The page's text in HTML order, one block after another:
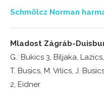
Schmölcz Norman
Mladost Zágráb-
G.: Bukics 3, Biljaka,
T. Busics, M. Vrlics, J.
2, Eidner